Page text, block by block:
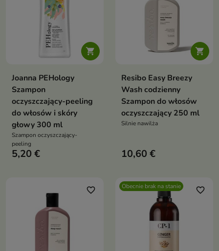

Joanna PEHology
Szampon
oczyszczający-peeling
do włosów i skóry
głowy 300 ml
Szampon oczyszczający-
peeling
5,20 €

Resibo Easy Breezy
Wash codzienny
Szampon do włosów
oczyszczający 250 ml
Silnie nawilża
10,60 €
favorite_border Obecnie brak na stanie favorite_border